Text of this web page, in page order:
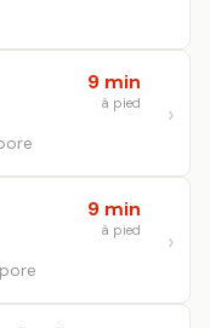
9 min
à pied
9 min
à pied